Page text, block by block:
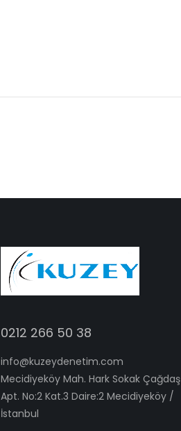
0212 266 50 38
info@kuzeydenetim.com
Mecidiyeköy Mah. Hark Sokak Çağdaş
Apt. No:2 Kat.3 Daire:2 Mecidiyeköy /
İstanbul